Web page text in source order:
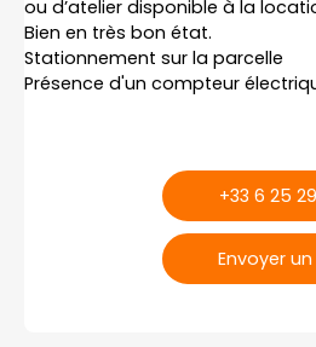
ou d’atelier disponible à la
Bien en très bon état.
Stationnement sur la parcelle
Présence d'un compteur
+33 6 25 29
Envoyer